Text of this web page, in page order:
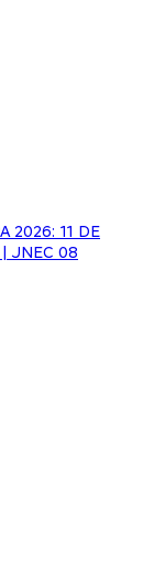
2026: 11 DE
JNEC 08